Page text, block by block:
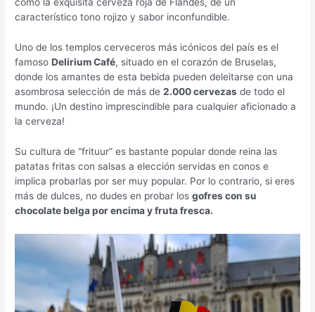
característico tono rojizo y sabor inconfundible.
Uno de los templos cerveceros más icónicos del país es el
famosoDelirium Café, situado en el corazón de Bruselas,
donde los amantes de esta bebida pueden deleitarse con una
asombrosa selección de más de2.000 cervezas de todo el
mundo. ¡Un destino imprescindible para cualquier aficionado a
la cerveza!
Su cultura de “frituur” es bastante popular donde reina las
patatas fritas con salsas a elección servidas en conos e
implica probarlas por ser muy popular. Por lo contrario, si eres
más de dulces, no dudes en probar losgofres con su
chocolate belga por encima y fruta fresca.